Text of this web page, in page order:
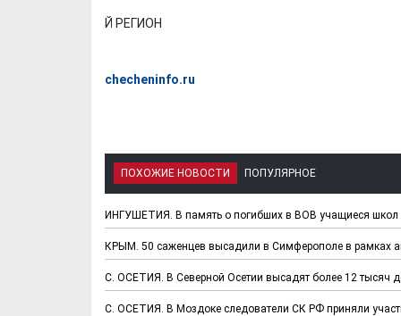
Й РЕГИОН
checheninfo.ru
ПОХОЖИЕ НОВОСТИ ПОПУЛЯРНОЕ
ИНГУШЕТИЯ. В память о погибших в ВОВ учащиеся школ
КРЫМ. 50 саженцев высадили в Симферополе в рамках
С. ОСЕТИЯ. В Северной Осетии высадят более 12 тысяч
С. ОСЕТИЯ. В Моздоке следователи СК РФ приняли